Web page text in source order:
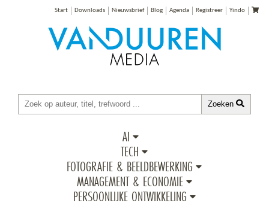
Start Downloads Nieuwsbrief Blog Agenda Registreer Yindo
Zoeken
AI
TECH
FOTOGRAFIE & BEELDBEWERKING
MANAGEMENT & ECONOMIE
PERSOONLIJKE ONTWIKKELING